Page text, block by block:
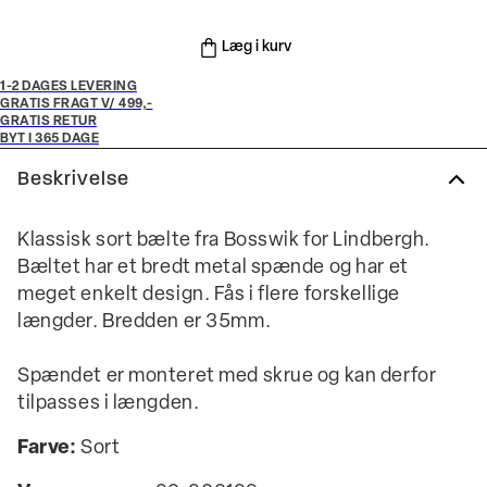
Læg i kurv
1-2 DAGES LEVERING
GRATIS FRAGT V/ 499,-
GRATIS RETUR
BYT I 365 DAGE
Beskrivelse
Klassisk sort bælte fra Bosswik for Lindbergh.
Bæltet har et bredt metal spænde og har et
meget enkelt design. Fås i flere forskellige
længder. Bredden er 35mm.
Spændet er monteret med skrue og kan derfor
tilpasses i længden.
Farve: Sort